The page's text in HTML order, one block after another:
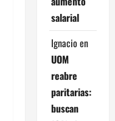
salarial
Ignacio en
UOM
reabre
paritarias:
buscan